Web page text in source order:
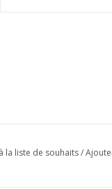
la liste de souhaits/